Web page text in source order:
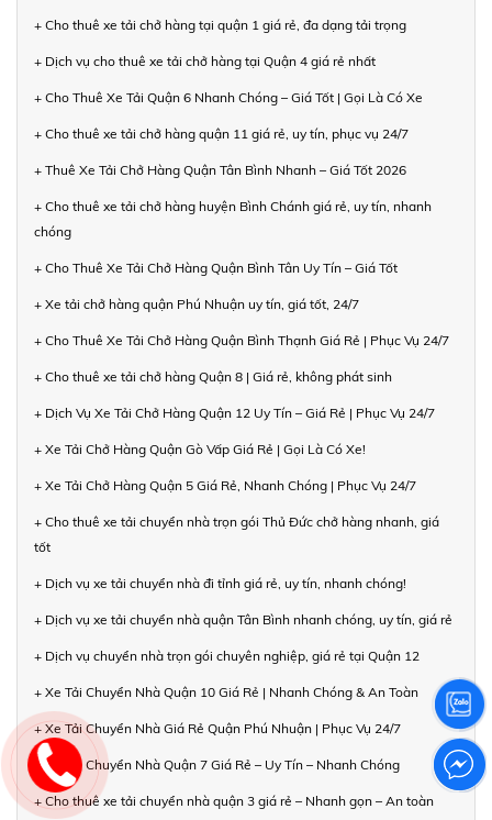
+ Cho thuê xe tải chở hàng tại quận 1 giá rẻ, đa dạng tải trọng
+ Dịch vụ cho thuê xe tải chở hàng tại Quận 4 giá rẻ nhất
+ Cho Thuê Xe Tải Quận 6 Nhanh Chóng – Giá Tốt | Gọi Là Có Xe
+ Cho thuê xe tải chở hàng quận 11 giá rẻ, uy tín, phục vụ 24/7
+ Thuê Xe Tải Chở Hàng Quận Tân Bình Nhanh – Giá Tốt 2026
+ Cho thuê xe tải chở hàng huyện Bình Chánh giá rẻ, uy tín, nhanh
chóng
+ Cho Thuê Xe Tải Chở Hàng Quận Bình Tân Uy Tín – Giá Tốt
+ Xe tải chở hàng quận Phú Nhuận uy tín, giá tốt, 24/7
+ Cho Thuê Xe Tải Chở Hàng Quận Bình Thạnh Giá Rẻ | Phục Vụ 24/7
+ Cho thuê xe tải chở hàng Quận 8 | Giá rẻ, không phát sinh
+ Dịch Vụ Xe Tải Chở Hàng Quận 12 Uy Tín – Giá Rẻ | Phục Vụ 24/7
+ Xe Tải Chở Hàng Quận Gò Vấp Giá Rẻ | Gọi Là Có Xe!
+ Xe Tải Chở Hàng Quận 5 Giá Rẻ, Nhanh Chóng | Phục Vụ 24/7
+ Cho thuê xe tải chuyển nhà trọn gói Thủ Đức chở hàng nhanh, giá
tốt
+ Dịch vụ xe tải chuyển nhà đi tỉnh giá rẻ, uy tín, nhanh chóng!
+ Dịch vụ xe tải chuyển nhà quận Tân Bình nhanh chóng, uy tín, giá rẻ
+ Dịch vụ chuyển nhà trọn gói chuyên nghiệp, giá rẻ tại Quận 12
+ Xe Tải Chuyển Nhà Quận 10 Giá Rẻ | Nhanh Chóng & An Toàn
+ Xe Tải Chuyển Nhà Giá Rẻ Quận Phú Nhuận | Phục Vụ 24/7
+ Xe Tải Chuyển Nhà Quận 7 Giá Rẻ – Uy Tín – Nhanh Chóng
+ Cho thuê xe tải chuyển nhà quận 3 giá rẻ – Nhanh gọn – An toàn